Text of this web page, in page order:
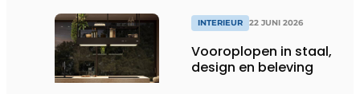
INTERIEUR 22 JUNI 2026
Vooroplopen in staal,
design en beleving